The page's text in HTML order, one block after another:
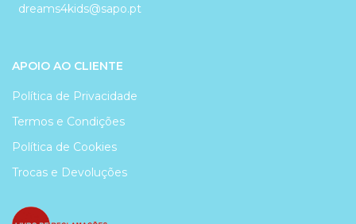
dreams4kids@sapo.pt
APOIO AO CLIENTE
Política de Privacidade
Termos e Condições
Política de Cookies
Trocas e Devoluções